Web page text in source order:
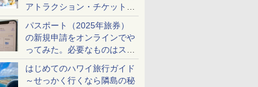
アトラクション・チケット手
配・来場前に必要な準備は？
パスポート（2025年旅券）
の新規申請をオンラインでや
ってみた。必要なものはスマ
ホとマイナカードのみ
はじめてのハワイ旅行ガイド
～せっかく行くなら隣島の秘